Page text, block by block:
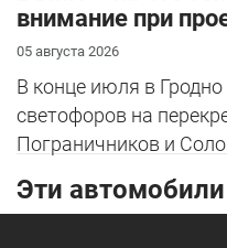
внимание при
05 августа 2026
В конце июля в
светофоров на
Пограничников и
Эти